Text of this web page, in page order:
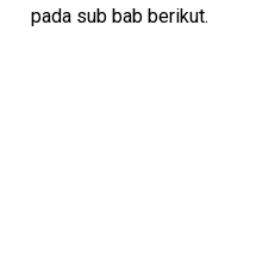
pada sub bab berikut.